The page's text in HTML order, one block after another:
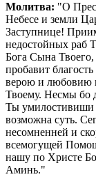
Молитва: "О
Небесе и земли
Заступнице!
недостойных раб
Бога Сына
пробавит
верою и любовию
Твоему. Несмы бо
Ты умилостивиши
возможна суть.
несомненней и
всемогущей
нашу по Христе
Аминь."